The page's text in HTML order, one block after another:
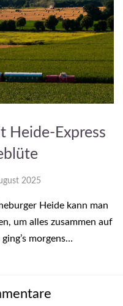
Heide-Express
2025
Heide kann man
um alles zusammen auf
morgens…